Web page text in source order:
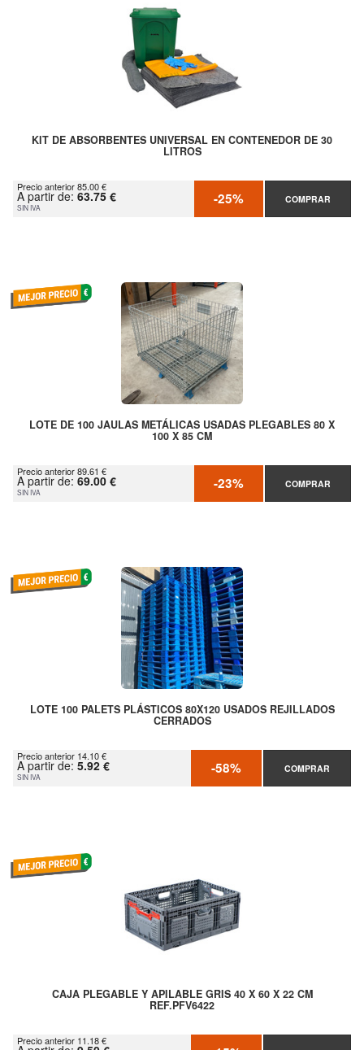
KIT DE ABSORBENTES UNIVERSAL EN CONTENEDOR DE 30
LITROS
Precio anterior 85.00 €
A partir de: 63.75 €
SIN IVA -25% COMPRAR
LOTE DE 100 JAULAS METÁLICAS USADAS PLEGABLES 80 X
100 X 85 CM
Precio anterior 89.61 €
A partir de: 69.00 €
SIN IVA -23% COMPRAR
LOTE 100 PALETS PLÁSTICOS 80X120 USADOS REJILLADOS
CERRADOS
Precio anterior 14.10 €
A partir de: 5.92 €
SIN IVA -58% COMPRAR
CAJA PLEGABLE Y APILABLE GRIS 40 X 60 X 22 CM
REF.PFV6422
Precio anterior 11.18 €